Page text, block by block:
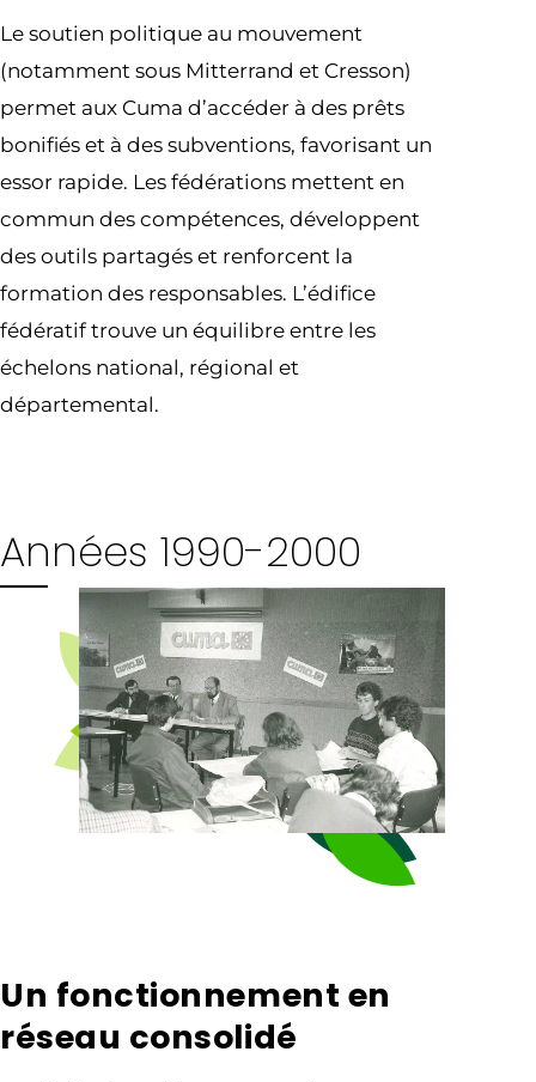
Le soutien politique au mouvement
(notamment sous Mitterrand et Cresson)
permet aux Cuma d’accéder à des prêts
bonifiés et à des subventions, favorisant un
essor rapide. Les fédérations mettent en
commun des compétences, développent
des outils partagés et renforcent la
formation des responsables. L’édifice
fédératif trouve un équilibre entre les
échelons national, régional et
départemental.
Années 1990-2000
Un fonctionnement en
réseau consolidé